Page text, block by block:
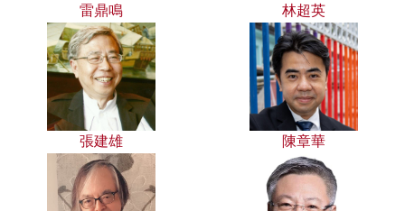
雷鼎鳴 林超英
張建雄 陳章華